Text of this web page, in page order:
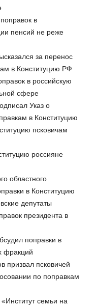
в
пенсий не реже
за перенос
в Конституцию РФ
в российскую
сфере
Указ о
в Конституцию
псковичам
россияне
областного
в Конституцию
депутаты
президента в
поправки в
фракций
призвал псковичей
по поправкам
семьи на